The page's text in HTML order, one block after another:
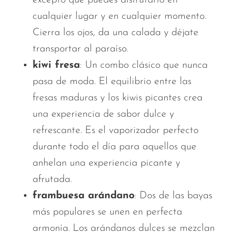
cualquier lugar y en cualquier momento.
Cierra los ojos, da una calada y déjate
transportar al paraíso.
kiwi fresa: Un combo clásico que nunca
pasa de moda. El equilibrio entre las
fresas maduras y los kiwis picantes crea
una experiencia de sabor dulce y
refrescante. Es el vaporizador perfecto
durante todo el día para aquellos que
anhelan una experiencia picante y
afrutada.
frambuesa arándano: Dos de las bayas
más populares se unen en perfecta
armonía. Los arándanos dulces se mezclan